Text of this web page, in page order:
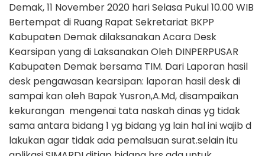
Demak, 11 November 2020 hari Selasa Pukul 10.00 WIB
Bertempat di Ruang Rapat Sekretariat BKPP
Kabupaten Demak dilaksanakan Acara Desk
Kearsipan yang di Laksanakan Oleh DINPERPUSAR
Kabupaten Demak bersama TIM. Dari Laporan hasil
desk pengawasan kearsipan: laporan hasil desk di
sampai kan oleh Bapak Yusron,A.Md, disampaikan
kekurangan mengenai tata naskah dinas yg tidak
sama antara bidang 1 yg bidang yg lain hal ini wajib d
lakukan agar tidak ada pemalsuan surat.selain itu